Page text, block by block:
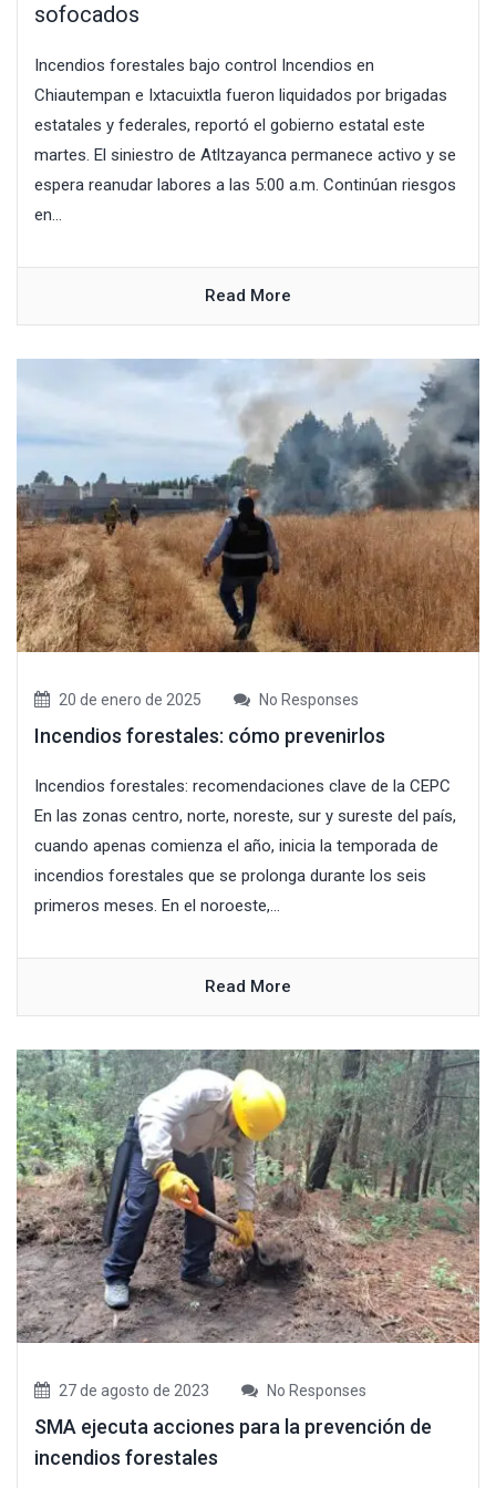
sofocados
Incendios forestales bajo control Incendios en
Chiautempan e Ixtacuixtla fueron liquidados por brigadas
estatales y federales, reportó el gobierno estatal este
martes. El siniestro de Atltzayanca permanece activo y se
espera reanudar labores a las 5:00 a.m. Continúan riesgos
en...
Read More
20 de enero de 2025 No Responses
Incendios forestales: cómo prevenirlos
Incendios forestales: recomendaciones clave de la CEPC
En las zonas centro, norte, noreste, sur y sureste del país,
cuando apenas comienza el año, inicia la temporada de
incendios forestales que se prolonga durante los seis
primeros meses. En el noroeste,...
Read More
27 de agosto de 2023 No Responses
SMA ejecuta acciones para la prevención de
incendios forestales